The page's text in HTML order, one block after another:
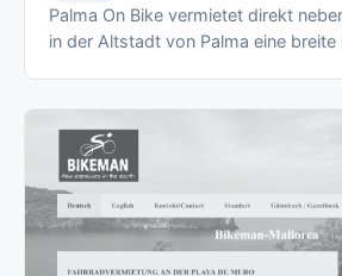
Palma On Bike vermietet direkt
in der Altstadt von Palma eine